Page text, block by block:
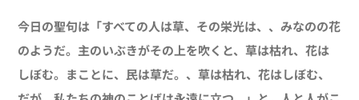
今日の聖句は「すべての人は草、その栄光は、、みなのの花
のようだ。主のいぶきがその上を吹くと、草は枯れ、花は
しぼむ。まことに、民は草だ。、草は枯れ、花はしぼむ、